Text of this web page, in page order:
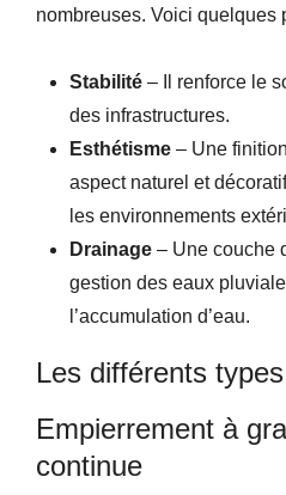
nombreuses. Voici quelques
Stabilité – Il renforce le
des infrastructures.
Esthétisme – Une
aspect naturel et
les environnements
Drainage – Une couche
gestion des eaux
l’accumulation d’eau.
Les différents
Empierrement à
continue